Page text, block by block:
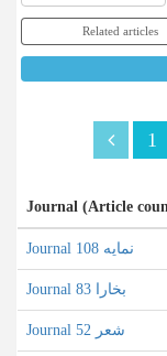
Related articles
1
Journal (Article
Journal نمایه 108
Journal بخارا 83
Journal شعر 52